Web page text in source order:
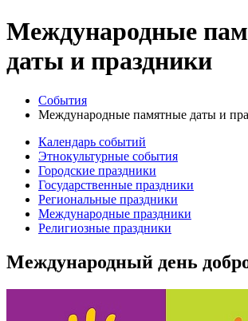
Международные
даты и праздники
События
Международные памятные даты и
Календарь событий
Этнокультурные события
Городские праздники
Государственные праздники
Региональные праздники
Международные праздники
Религиозные праздники
Международный день